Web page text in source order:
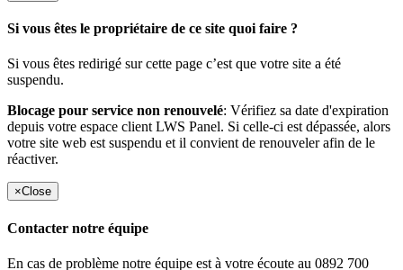
Si vous êtes le propriétaire de ce site quoi faire ?
Si vous êtes redirigé sur cette page c’est que votre site a été
suspendu.
Blocage pour service non renouvelé: Vérifiez sa date d'expiration
depuis votre espace client LWS Panel. Si celle-ci est dépassée, alors
votre site web est suspendu et il convient de renouveler afin de le
réactiver.
×Close
Contacter notre équipe
En cas de problème notre équipe est à votre écoute au 0892 700